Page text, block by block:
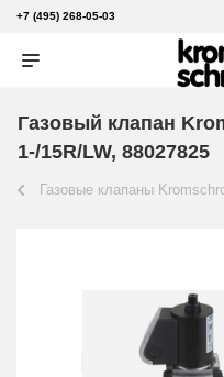
+7 (495) 268-05-03
Газовый клапан
1-/15R/LW, 88027825
Газовые клапаны